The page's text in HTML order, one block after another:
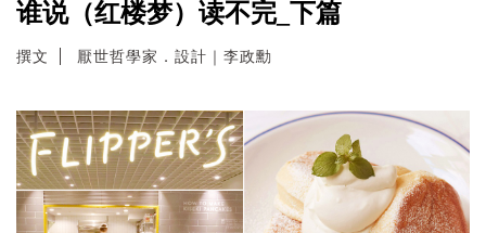
谁说（红楼梦）读不完_下篇
撰文 厭世哲學家．設計｜李政勳